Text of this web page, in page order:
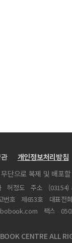
개인정보처리방침
단으로 복제 및 배포
허정도 주소 (03154)
번호 제653호 대표전
팩스
CENTRE ALL